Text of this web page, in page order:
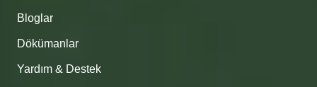
Bloglar
Dökümanlar
Yardım & Destek